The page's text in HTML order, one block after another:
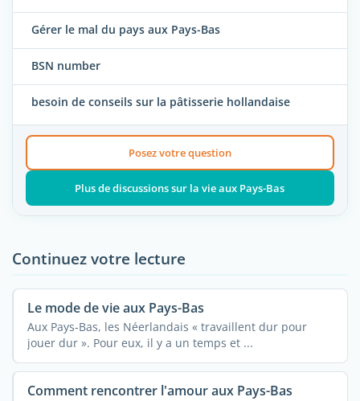
Gérer le mal du pays aux Pays-Bas
BSN number
besoin de conseils sur la pâtisserie hollandaise
Posez votre question
Plus de discussions sur la vie aux Pays-Bas
Continuez votre lecture
Le mode de vie aux Pays-Bas
Aux Pays-Bas, les Néerlandais « travaillent dur pour
jouer dur ». Pour eux, il y a un temps et ...
Comment rencontrer l'amour aux Pays-Bas